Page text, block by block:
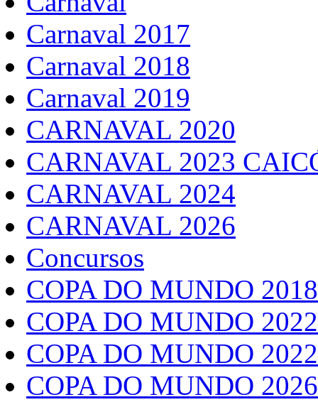
Carnaval 2017
Carnaval 2018
Carnaval 2019
CARNAVAL 2020
CARNAVAL 2023
CARNAVAL 2024
CARNAVAL 2026
Concursos
COPA DO MUNDO 2018
COPA DO MUNDO 2022
COPA DO MUNDO
COPA DO MUNDO 2026